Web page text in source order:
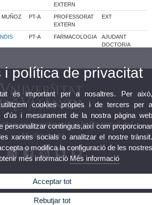
EXTERN
MUÑOZ PT-A
PROFESSORAT
EXTERN
EXT
PT-A FARMACOLOGIA
AJUDANT
DOCTOR/A
en Investigació i Ús Racional del
Medicament
Estellés, 22, 46100 Burjassot. València. Telèfono 96 3544542
Política privacitat |Cookies | Transparència
i política de privacitat
és important per a nosaltres. Per
cookies pròpies i de tercers per
d'ús i mesurament de la nostra pàgina
personalitzar continguts,així com
xarxes socials o analitzar el nostre
o modifica la configuració de les
més informació Més informació
Acceptar tot
Rebutjar tot